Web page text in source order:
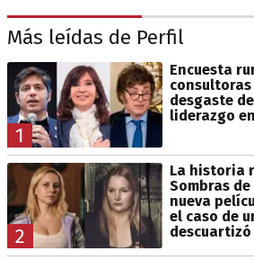
Más leídas de Perfil
1
Encuesta
desgaste
liderazgo
2
La historia
Sombras
nueva
el caso de